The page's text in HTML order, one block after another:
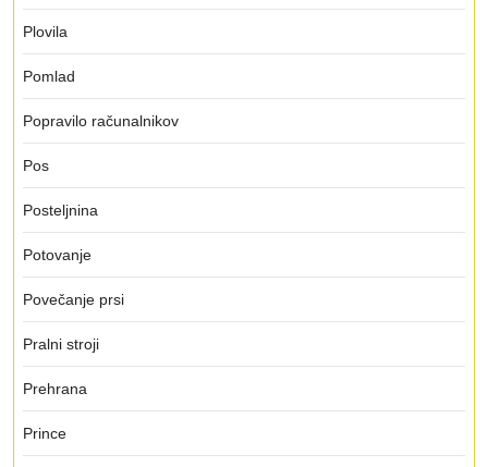
Plovila
Pomlad
Popravilo računalnikov
Pos
Posteljnina
Potovanje
Povečanje prsi
Pralni stroji
Prehrana
Prince